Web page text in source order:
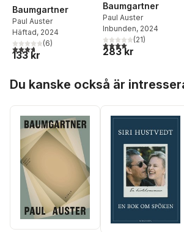
Baumgartner
Paul Auster
Häftad, 2024
3,7utav 5 stjärnor. Totalt antal röster:
(6)
133 kr
Baumgartner
Paul Auster
Inbunden, 2024
4,0utav 5 stjärnor.
(21)
283 kr
Du kanske också är